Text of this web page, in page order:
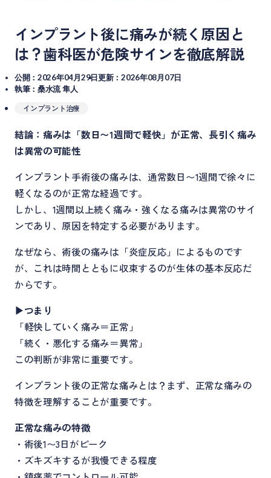
インプラント後に痛みが続く原因と
は？歯科医が危険サインを徹底解説
公開：2026年04月29日更新：2026年08月07日
執筆：桑水流 隼人
インプラント治療
結論：痛みは「数日〜1週間で軽快」が正常、長引く痛み
は異常の可能性
インプラント手術後の痛みは、通常数日〜1週間で徐々に
軽くなるのが正常な経過です。
しかし、1週間以上続く痛み・強くなる痛みは異常のサイ
ンであり、原因を特定する必要があります。
なぜなら、術後の痛みは「炎症反応」によるものです
が、これは時間とともに収束するのが生体の基本反応だ
からです。
▶つまり
「軽快していく痛み＝正常」
「続く・悪化する痛み＝異常」
この判断が非常に重要です。
インプラント後の正常な痛みとは？まず、正常な痛みの
特徴を理解することが重要です。
正常な痛みの特徴
・術後1〜3日がピーク
・ズキズキするが我慢できる程度